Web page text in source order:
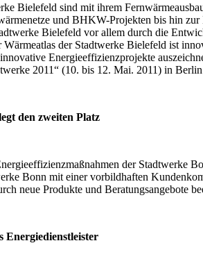
Bielefeld sind mit ihrem
und BHKW-Projekten bis hin
Bielefeld vor allem durch die
der Stadtwerke Bielefeld ist
Energieeffizienzprojekte
2011“ (10. bis 12. Mai. 2011) in
den zweiten Platz
der Stadtwerke
Bonn mit einer vorbildhaften
neue Produkte und Beratungsangebote
Energiedienstleister